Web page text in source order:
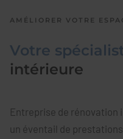
AMÉLIORER VOTRE
Votre
intérieure
Entreprise de rénovation
un éventail de